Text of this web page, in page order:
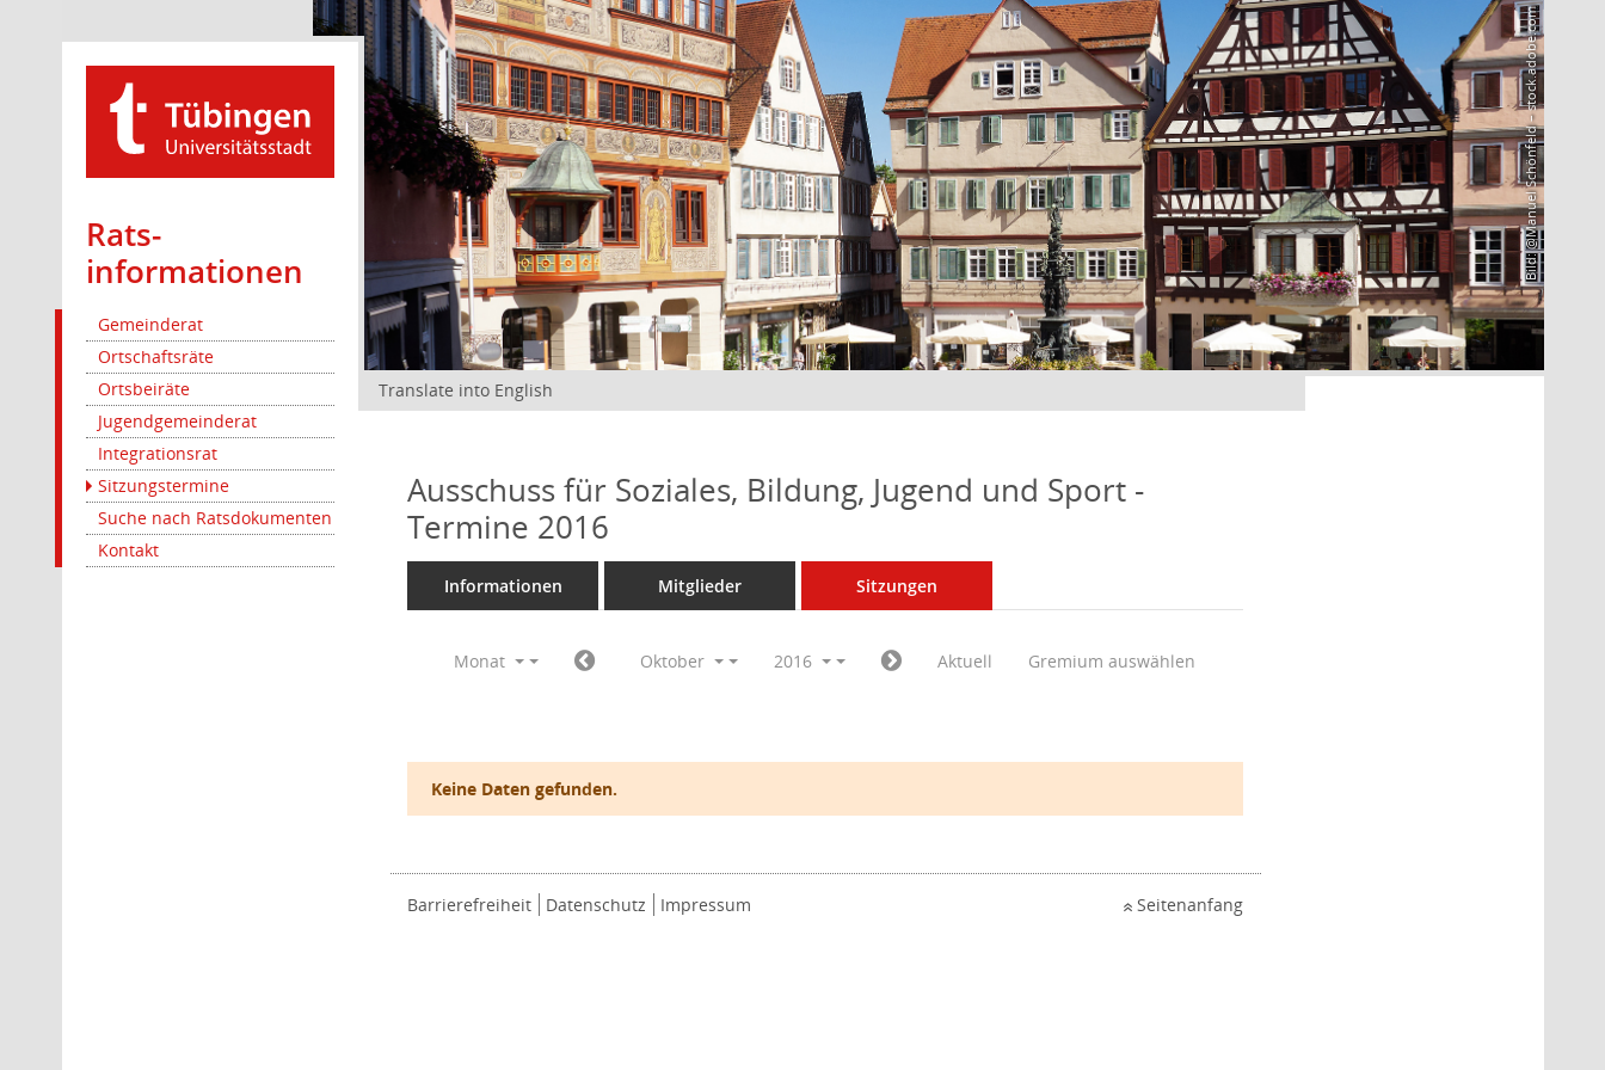
Rats­
informationen
Gemeinderat
Ortschaftsräte
Ortsbeiräte
Jugendgemeinderat
Integrationsrat
Sitzungstermine
Suche nach Ratsdokumenten
Kontakt
Bild: @Manuel Schönfeld – stock.adobe.com
Translate into English
Ausschuss für Soziales, Bildung, Jugend und Sport -
Termine 2016
Informationen Mitglieder Sitzungen
Monat Oktober 2016 Aktuell Gremium auswählen
Keine Daten gefunden.
Barrierefreiheit Datenschutz Impressum Seitenanfang